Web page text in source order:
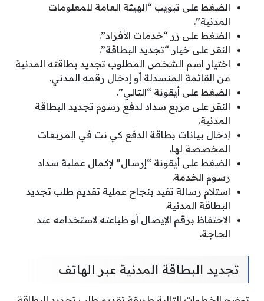
الضغط على تبويب “الهيئة العامة للمعلومات
المدنية”.
الضغط على زر “خدمات الأفراد”.
النقر على خيار “تجديد البطاقة”.
اختيار اسم الشخص المطلوب تجديد بطاقته المدنية
من القائمة المنسدلة أو إدخال رقمه المدني.
الضغط على أيقونة “التالي”.
النقر على مربع سداد لدفع رسوم تجديد البطاقة
المدنية.
إدخال بيانات بطاقة الدفع كي نت في المربعات
المخصصة لها.
الضغط على أيقونة “إرسال” لإكمال عملية سداد
رسوم الخدمة.
استلام رسالة تفيد بنجاح عملية تقديم طلب تجديد
البطاقة المدنية.
الاحتفاظ برقم الإيصال أو طباعته لاستخدامه عند
الحاجة.
تجديد البطاقة المدنية عبر الهاتف